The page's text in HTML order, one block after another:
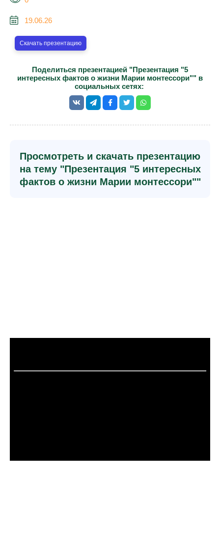
19.06.26
Скачать презентацию
Поделиться презентацией "Презентация "5
интересных фактов о жизни Марии монтессори"" в
социальных сетях:
Просмотреть и скачать презентацию
на тему "Презентация "5 интересных
фактов о жизни Марии монтессори""